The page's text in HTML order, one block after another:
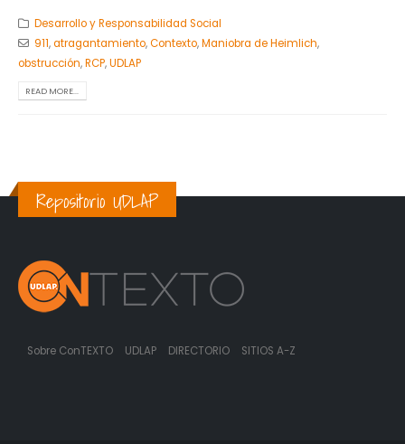
Desarrollo y Responsabilidad Social
911,atragantamiento,Contexto,Maniobra de Heimlich,
obstrucción,RCP,UDLAP
READ MORE...
Repositorio UDLAP
Sobre ConTEXTO UDLAP DIRECTORIO SITIOS A-Z